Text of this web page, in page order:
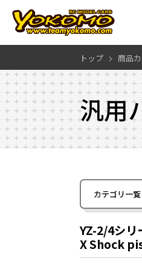
トップ 商品
汎用
カテゴリ一覧
YZ-2/4シ
X Shock